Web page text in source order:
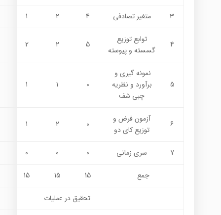
3 متغیر تصادفی 4
2
1
4
توابع توزیع
گسسته و پیوسته
5
2
2
5
نمونه گیری و
برآورد و نظریه
چبی شف
0
1
1
6
آزمون فرض و
توزيع كاي دو
0
2
1
7 سری زمانی 0
0
0
جمع 15
15
15
تحقيق در عمليات